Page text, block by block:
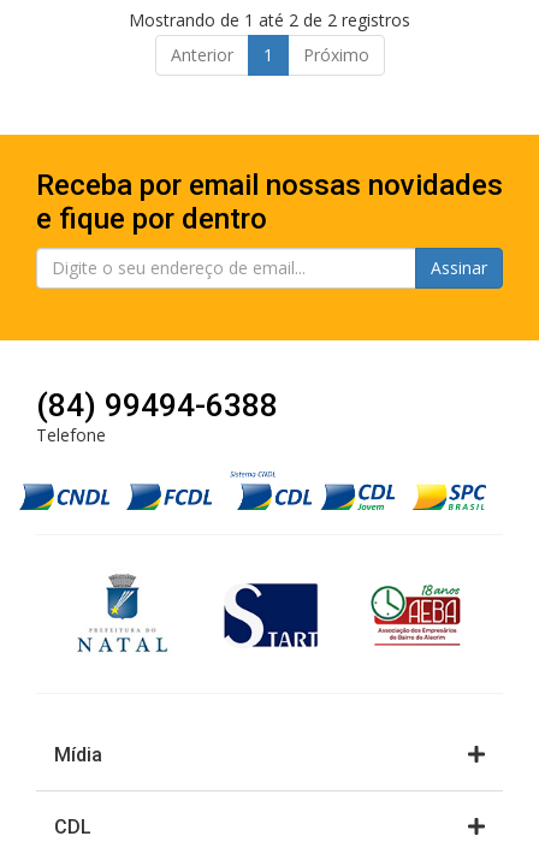
Mostrando de 1 até 2 de 2 registros
Anterior
1 Próximo
Receba por email nossas novidades
e fique por dentro
Assinar
(84) 99494-6388
Telefone
Mídia
CDL